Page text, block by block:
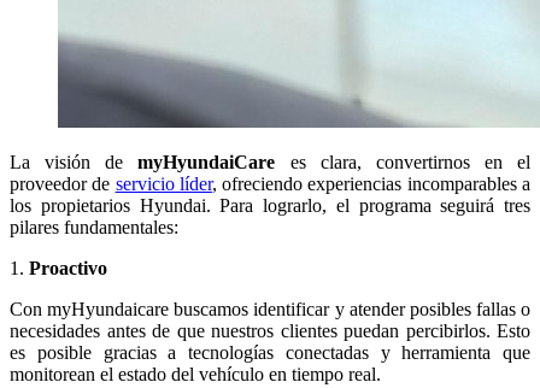
La visión demyHyundaiCare es clara, convertirnos en el
proveedor de servicio líder, ofreciendo experiencias incomparables a
los propietarios Hyundai. Para lograrlo, el programa seguirá tres
pilares fundamentales:
1. Proactivo
Con myHyundaicare buscamos identificar y atender posibles fallas o
necesidades antes de que nuestros clientes puedan percibirlos. Esto
es posible gracias a tecnologías conectadas y herramienta que
monitorean el estado del vehículo en tiempo real.